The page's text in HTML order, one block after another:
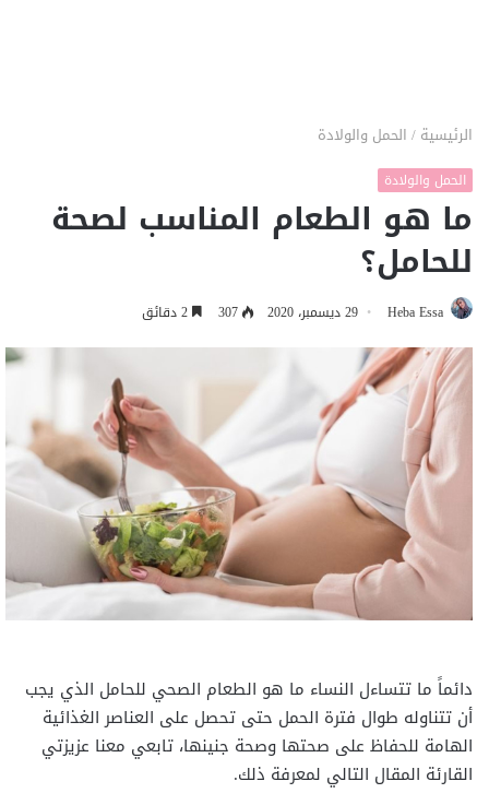
الرئيسية / الحمل والولادة
الحمل والولادة
ما هو الطعام المناسب لصحة
للحامل؟
Heba Essa 29 ديسمبر، 2020 307
دائماً ما تتساءل النساء ما هو الطعام الصحي للحامل الذي يجب
أن تتناوله طوال فترة الحمل حتى تحصل على العناصر الغذائية
الهامة للحفاظ على صحتها وصحة جنينها، تابعي معنا عزيزتي
القارئة المقال التالي لمعرفة ذلك.